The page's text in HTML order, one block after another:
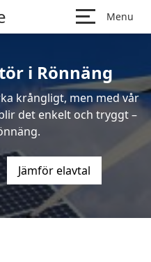
Menu
i Rönnäng
krångligt, men med vår
det enkelt och tryggt –
Jämför elavtal